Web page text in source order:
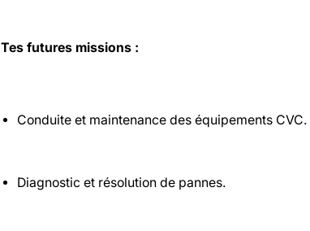
Tes futures missions :
Conduite et maintenance des équipements CVC.
Diagnostic et résolution de pannes.